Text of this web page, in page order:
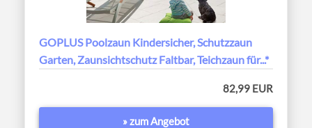
GOPLUS Poolzaun Kindersicher, Schutzzaun
Garten, Zaunsichtschutz Faltbar, Teichzaun für...*
82,99 EUR
» zum Angebot